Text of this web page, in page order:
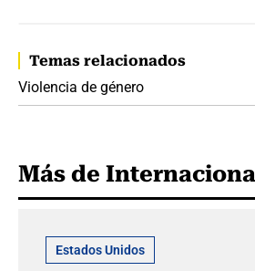
Temas relacionados
Violencia de género
Más de
Estados Unidos